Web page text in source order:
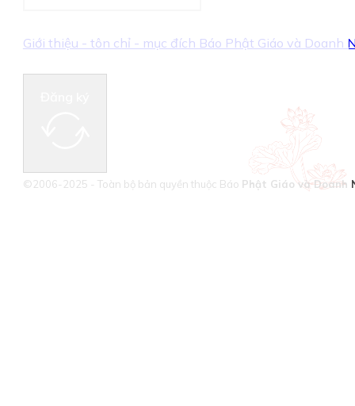
Giới thiệu - tôn chỉ - mục đích Báo Phật Giáo và Doanh
©2006-2025 - Toàn bộ bản quyền thuộc Báo Phật Giáo và Doanh